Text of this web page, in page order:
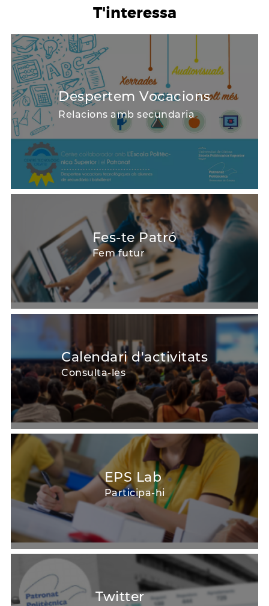
T'interessa
Despertem Vocacions
Relacions amb secundaria
Fes-te Patró
Fem futur
Calendari d'activitats
Consulta-les
EPS Lab
Participa-hi
Twitter